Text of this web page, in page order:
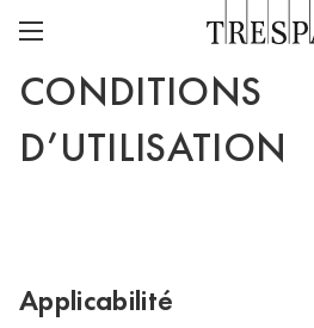
PANNEAUX POUR EXTÉRIEURS
TRESPA® METEON®
CLINS POUR EXTÉRIEURS
CONDITIONS
D’UTILISATION
Applicabilité